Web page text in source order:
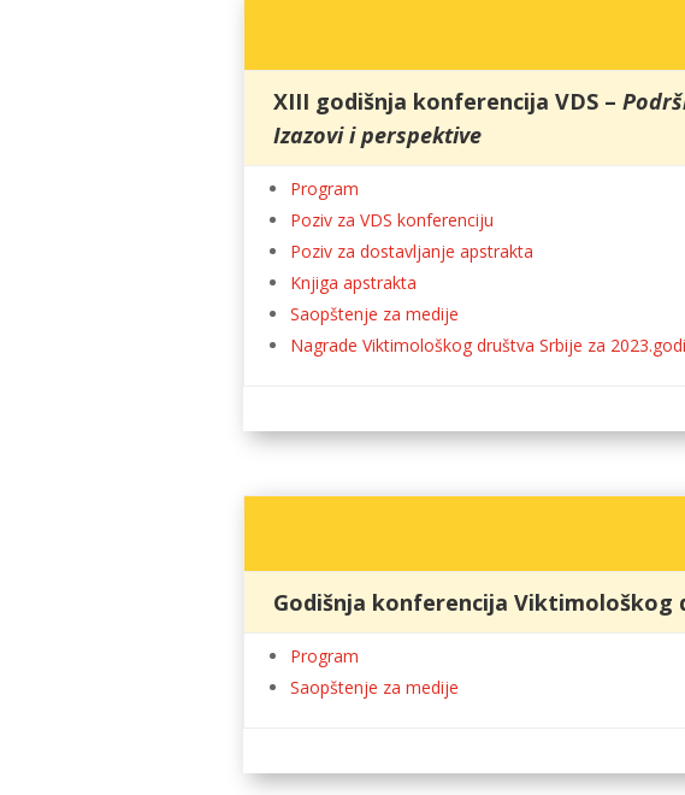
XIII godišnja konferencija VDS –
Izazovi i perspektive
Program
Poziv za VDS konferenciju
Poziv za dostavljanje apstrakta
Knjiga apstrakta
Saopštenje za medije
Nagrade Viktimološkog društva Srbije za
Godišnja konferencija Viktimološkog
Program
Saopštenje za medije